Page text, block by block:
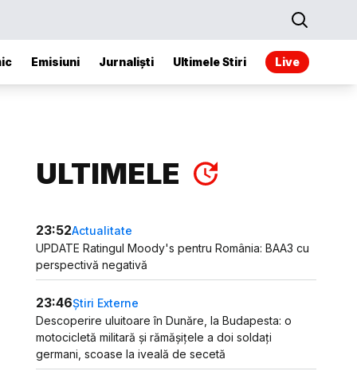
Emisiuni Jurnaliști Ultimele Stiri Live
ULTIMELE
23:52Actualitate
UPDATE Ratingul Moody's pentru România: BAA3 cu
perspectivă negativă
23:46Știri Externe
Descoperire uluitoare în Dunăre, la Budapesta: o
motocicletă militară și rămășițele a doi soldați
germani, scoase la iveală de secetă